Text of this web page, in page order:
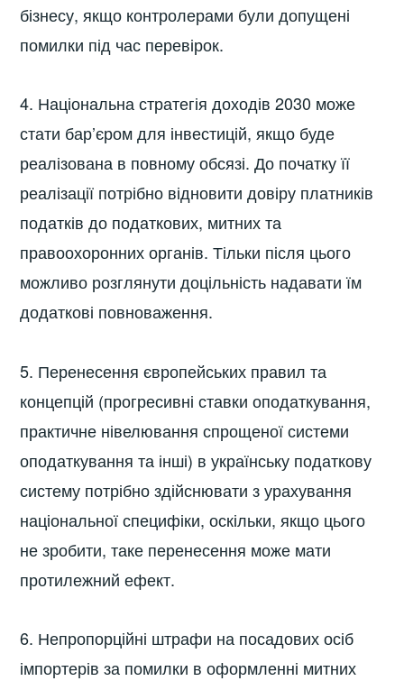
бізнесу, якщо контролерами були допущені
помилки під час перевірок.
4. Національна стратегія доходів 2030 може
стати бар’єром для інвестицій, якщо буде
реалізована в повному обсязі. До початку її
реалізації потрібно відновити довіру платників
податків до податкових, митних та
правоохоронних органів. Тільки після цього
можливо розглянути доцільність надавати їм
додаткові повноваження.
5. Перенесення європейських правил та
концепцій (прогресивні ставки оподаткування,
практичне нівелювання спрощеної системи
оподаткування та інші) в українську податкову
систему потрібно здійснювати з урахування
національної специфіки, оскільки, якщо цього
не зробити, таке перенесення може мати
протилежний ефект.
6. Непропорційні штрафи на посадових осіб
імпортерів за помилки в оформленні митних